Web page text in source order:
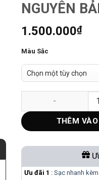
NGUYÊN
1.500.000₫
Màu Sắc
Bao da kèm bàn phím
THÊM
Ưu đãi 1 : Sạc nhanh